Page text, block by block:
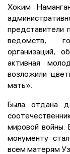
Хоким
представители
ведомств,
организаций,
активная
возложили
мать».
Была отдана
мировой войны.
монументу
всем матерям